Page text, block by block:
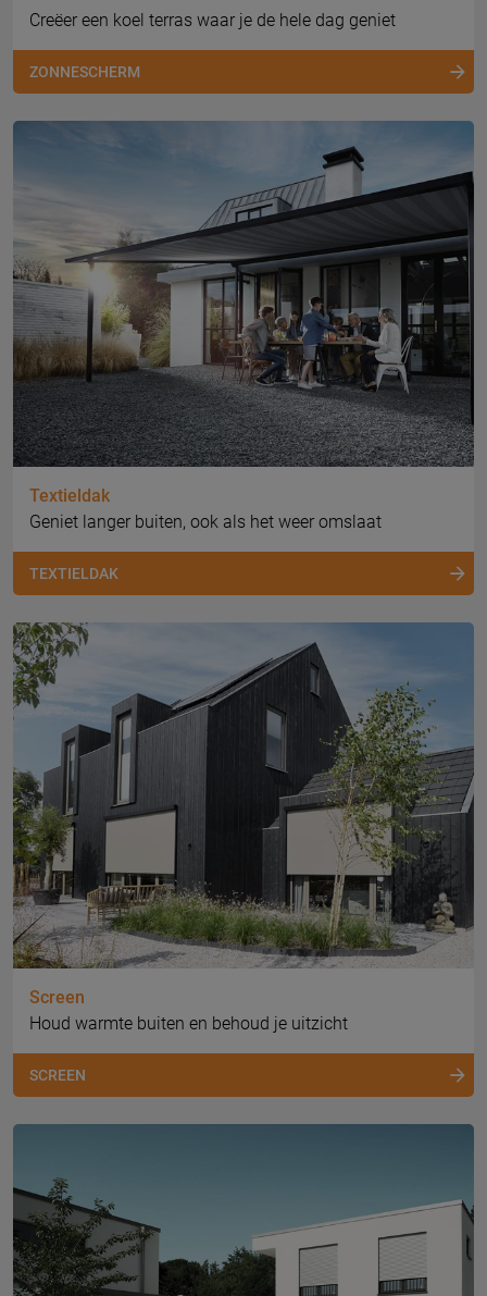
Creëer een koel terras waar je de hele dag geniet
ZONNESCHERM
Textieldak
Geniet langer buiten, ook als het weer omslaat
TEXTIELDAK
Screen
Houd warmte buiten en behoud je uitzicht
SCREEN